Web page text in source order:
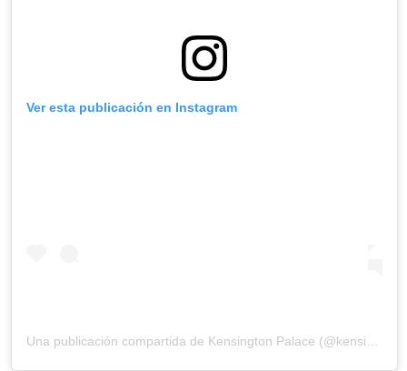
Ver esta publicación en Instagram
Una publicación compartida de Kensington Palace (@kensingtonroyal) el